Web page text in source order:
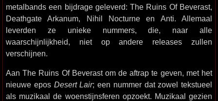
metalbands een bijdrage geleverd: The Ruins Of Beverast,
Deathgate Arkanum, Nihil Nocturne en Anti. Allemaal
leverden ze unieke nummers, die, naar alle
waarschijnlijkheid, niet op andere releases zullen
verschijnen.
Aan The Ruins Of Beverast om de aftrap te geven, met het
nieuwe epos Desert Lair; een nummer dat zowel tekstueel
als muzikaal de woenstijnsferen opzoekt. Muzikaal gezien